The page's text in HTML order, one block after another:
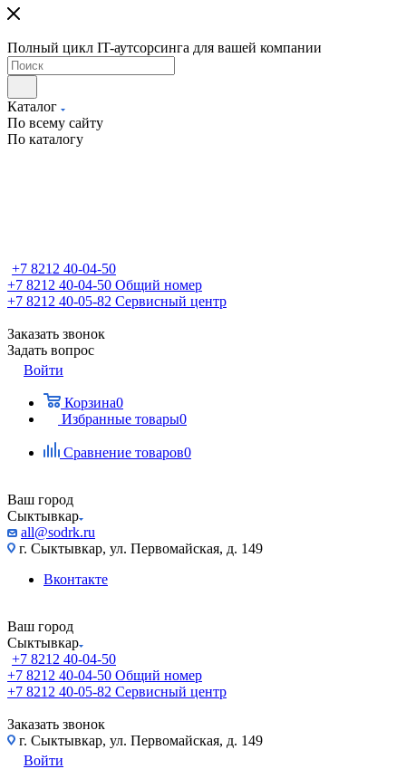
Полный цикл IT-аутсорсинга для вашей компании
Каталог
По всему сайту
По каталогу
+7 8212 40-04-50
+7 8212 40-04-50 Общий номер
+7 8212 40-05-82 Сервисный центр
Заказать звонок
Задать вопрос
Войти
Корзина0
Избранные товары0
Сравнение товаров0
Ваш город
Сыктывкар
all@sodrk.ru
г. Сыктывкар, ул. Первомайская, д. 149
Вконтакте
Ваш город
Сыктывкар
+7 8212 40-04-50
+7 8212 40-04-50 Общий номер
+7 8212 40-05-82 Сервисный центр
Заказать звонок
г. Сыктывкар, ул. Первомайская, д. 149
Войти